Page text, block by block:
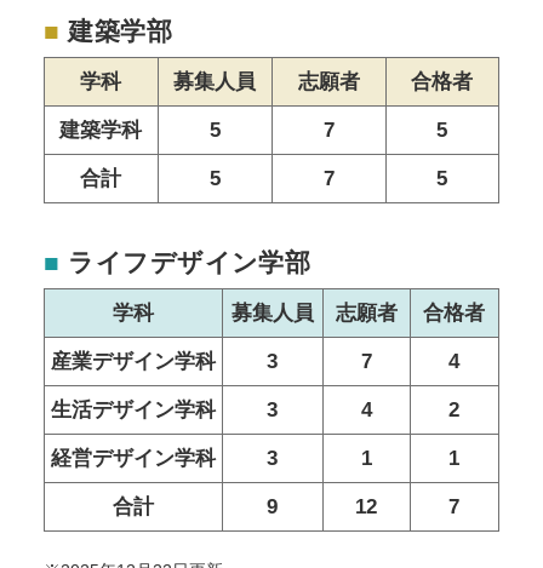
■ 建築学部
学科 募集人員 志願者 合格者
建築学科 5 7 5
合計 5 7 5
■ ライフデザイン学部
学科 募集人員 志願者 合格者
産業デザイン学科 3 7 4
生活デザイン学科 3 4 2
経営デザイン学科 3 1 1
合計 9 12 7